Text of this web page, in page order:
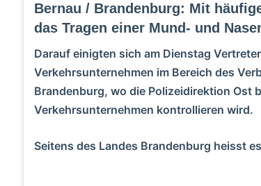
Bernau / Brandenburg: Mit
das Tragen einer Mund- und
Darauf einigten sich am Dienstag
Verkehrsunternehmen im Bereich des
Brandenburg, wo die Polizeidirektion Ost
Verkehrsunternehmen kontrollieren wird.
Seitens des Landes Brandenburg heisst